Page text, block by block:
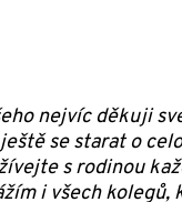
nejvíc děkuji
se starat o
s rodinou
i všech